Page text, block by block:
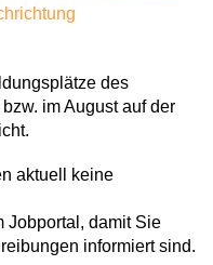
des
im August auf der
aktuell keine
Jobportal, damit Sie
informiert sind.